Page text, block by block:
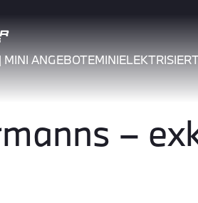
MINI ANGEBOTEMINI
–